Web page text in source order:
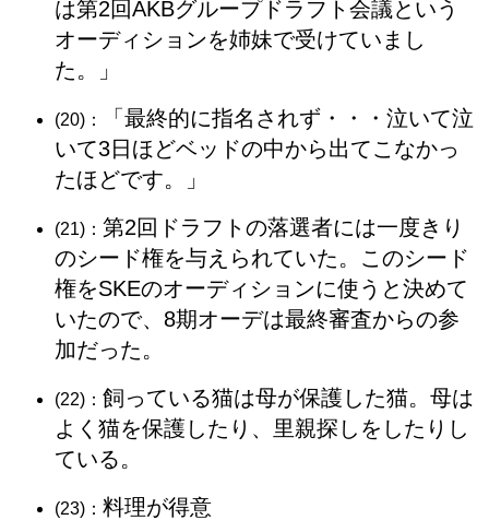
は第2回AKBグループドラフト会議という
オーディションを姉妹で受けていまし
た。」
(20)：
「最終的に指名されず・・・泣いて泣
いて3日ほどベッドの中から出てこなかっ
たほどです。」
(21)： 第2回ドラフトの落選者には一度きり
のシード権を与えられていた。このシード
権をSKEのオーディションに使うと決めて
いたので、8期オーデは最終審査からの参
加だった。
(22)： 飼っている猫は母が保護した猫。母は
よく猫を保護したり、里親探しをしたりし
ている。
(23)： 料理が得意